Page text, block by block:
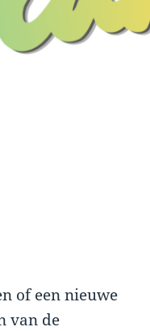
of een nieuwe
van de